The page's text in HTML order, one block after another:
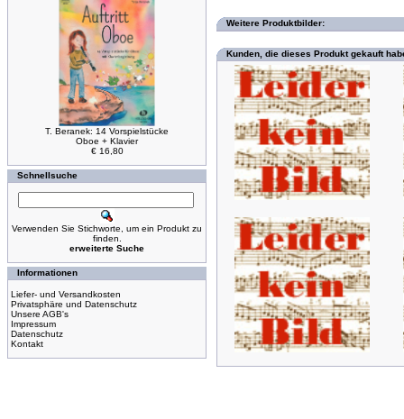
T. Beranek: 14 Vorspielstücke
Oboe + Klavier
€ 16,80
Schnellsuche
Verwenden Sie Stichworte, um ein Produkt zu
finden.
erweiterte Suche
Informationen
Liefer- und Versandkosten
Privatsphäre und Datenschutz
Unsere AGB's
Impressum
Datenschutz
Kontakt
Weitere Produktbilder:
Kunden, die dieses Produkt gekauft